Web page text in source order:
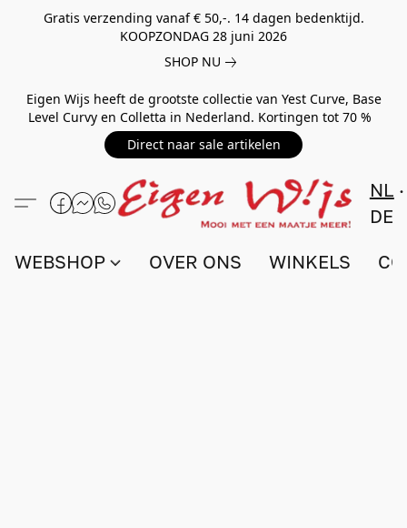
Gratis verzending vanaf € 50,-. 14 dagen bedenktijd.
KOOPZONDAG 28 juni 2026
SHOP NU
Eigen Wijs heeft de grootste collectie van Yest Curve, Base
Level Curvy en Colletta in Nederland. Kortingen tot 70 %
Direct naar sale artikelen
NL
DE
WEBSHOP OVER ONS WINKELS